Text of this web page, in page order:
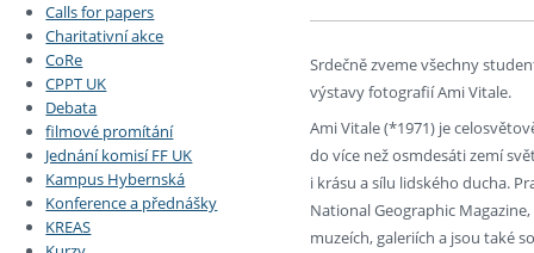
Dozvědět se více Strategie a další
Podpora a benefity pro
Absolventi fakulty
Fakultní školy FF UK
Podat přihlášku Učitelské studijní
Informace k průběhu
Dozvědět se více Doktorské studium
Rigorózní řízení
Dozvědět se více Akademické kvalifikace
Granty a projekty
Dozvědět se více Vyjíždějící studenti
Přijíždějící studenti
Vyjíždějící zaměstnanci
Calls for papers
Charitativní akce
CoRe
CPPT UK
Debata
filmové promítání
Jednání komisí FF UK
Kampus Hybernská
Konference a přednášky
KREAS
Srdečně zveme všechny
výstavy fotografií Ami Vitale.
Ami Vitale (*1971) je
do více než osmdesáti zemí
i krásu a sílu lidského ducha.
National Geographic
muzeích, galeriích a jsou také